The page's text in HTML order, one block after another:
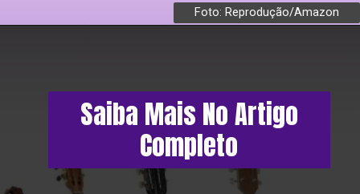
Foto: Reprodução/Amazon
Saiba Mais No Artigo
Completo